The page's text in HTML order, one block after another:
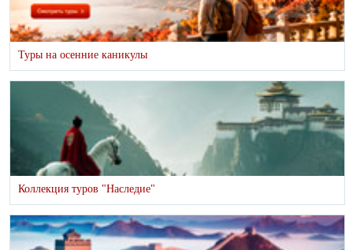
Туры на осенние каникулы
Коллекция туров "Наследие"